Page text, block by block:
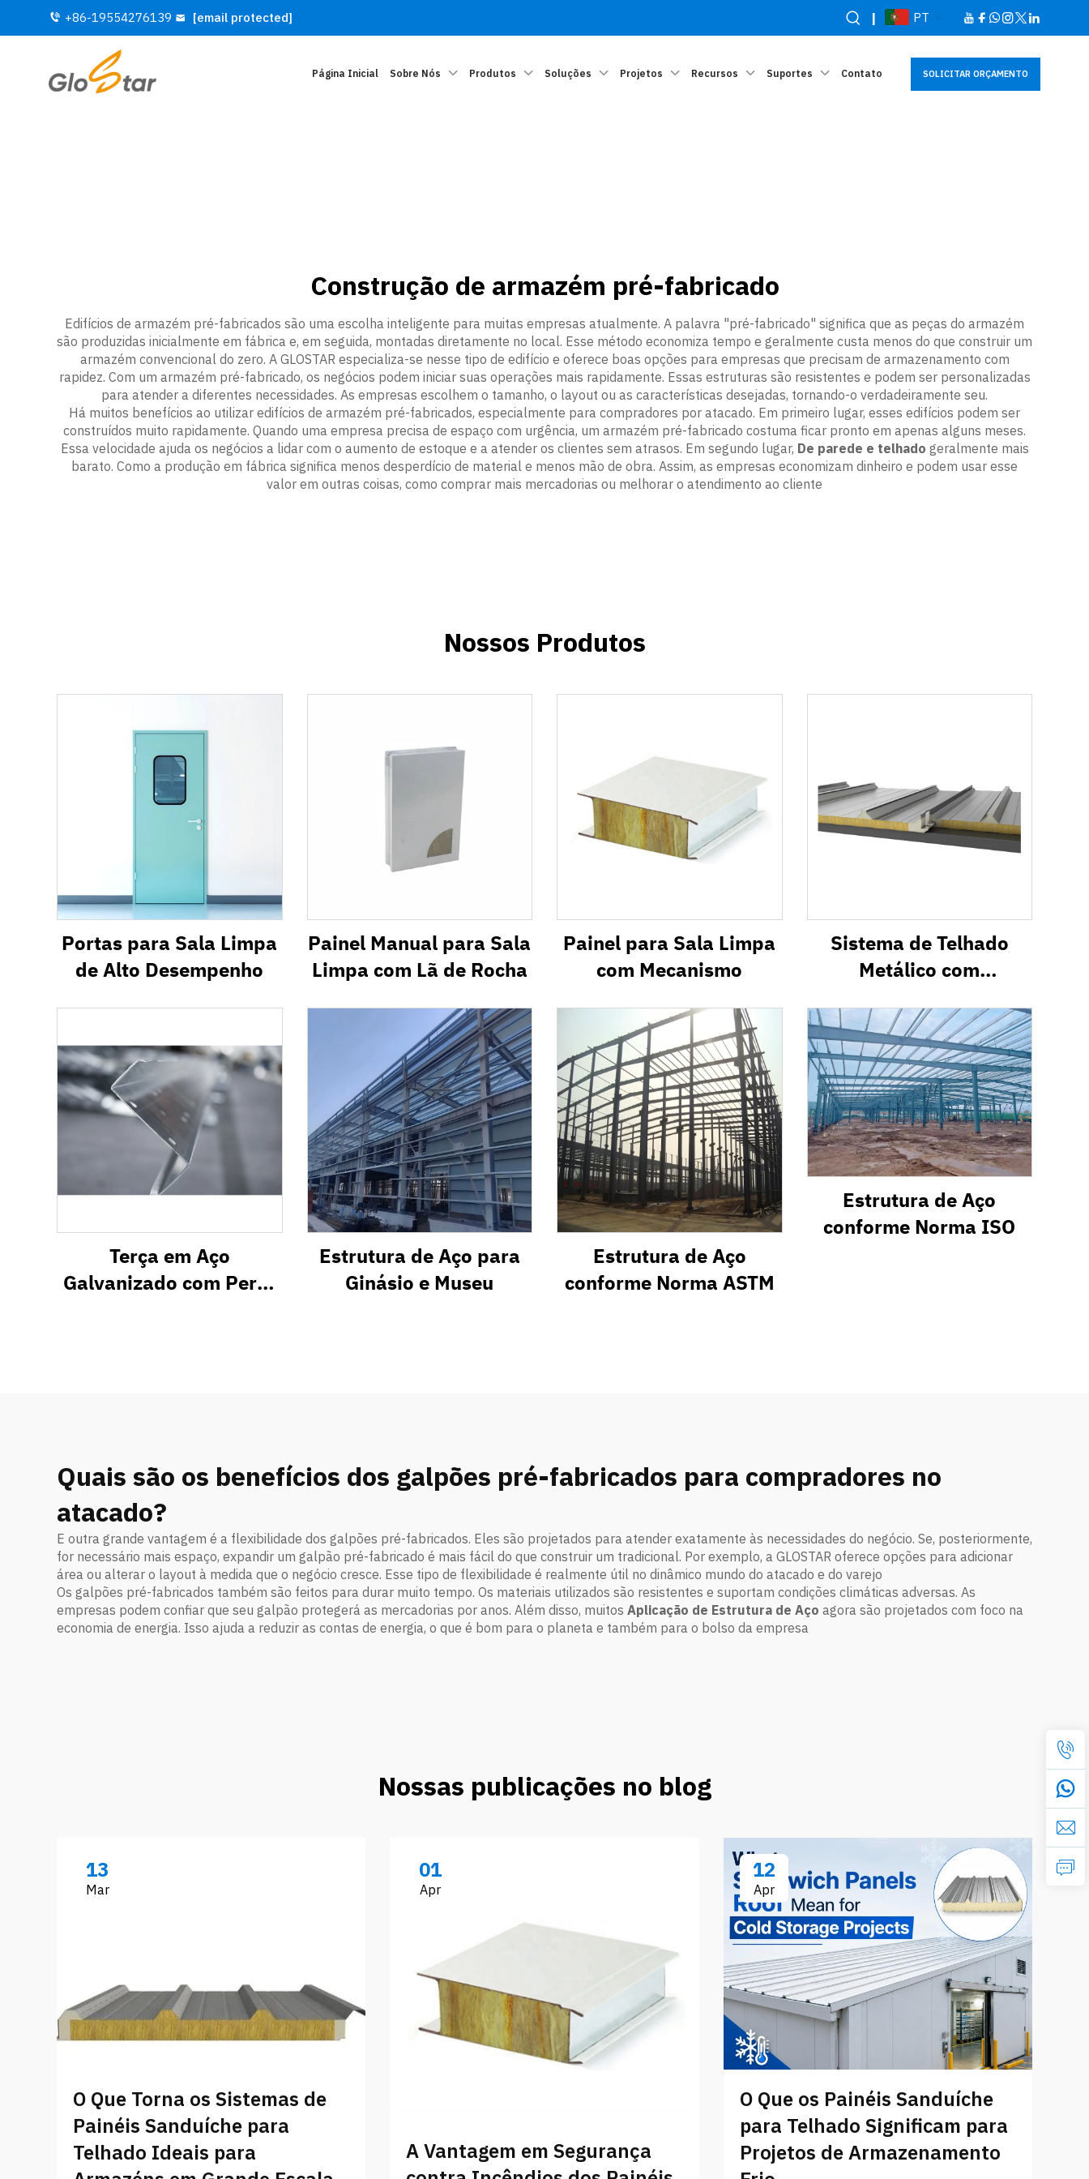
+86-19554276139 [email protected] | PT
Página Inicial Sobre Nós Produtos Soluções Projetos Recursos Suportes Contato SOLICITAR ORÇAMENTO
Construção de armazém pré-fabricado
Edifícios de armazém pré-fabricados são uma escolha inteligente para muitas empresas atualmente. A palavra "pré-fabricado" significa que as peças do armazém
são produzidas inicialmente em fábrica e, em seguida, montadas diretamente no local. Esse método economiza tempo e geralmente custa menos do que construir um
armazém convencional do zero. A GLOSTAR especializa-se nesse tipo de edifício e oferece boas opções para empresas que precisam de armazenamento com
rapidez. Com um armazém pré-fabricado, os negócios podem iniciar suas operações mais rapidamente. Essas estruturas são resistentes e podem ser personalizadas
para atender a diferentes necessidades. As empresas escolhem o tamanho, o layout ou as características desejadas, tornando-o verdadeiramente seu.
Há muitos benefícios ao utilizar edifícios de armazém pré-fabricados, especialmente para compradores por atacado. Em primeiro lugar, esses edifícios podem ser
construídos muito rapidamente. Quando uma empresa precisa de espaço com urgência, um armazém pré-fabricado costuma ficar pronto em apenas alguns meses.
Essa velocidade ajuda os negócios a lidar com o aumento de estoque e a atender os clientes sem atrasos. Em segundo lugar, De parede e telhado geralmente mais
barato. Como a produção em fábrica significa menos desperdício de material e menos mão de obra. Assim, as empresas economizam dinheiro e podem usar esse
valor em outras coisas, como comprar mais mercadorias ou melhorar o atendimento ao cliente
Nossos Produtos
Portas para Sala Limpa
de Alto Desempenho
Painel Manual para Sala
Limpa com Lã de Rocha
Painel para Sala Limpa
com Mecanismo
Sistema de Telhado
Metálico com
PVR1000
Terça em Aço
Galvanizado com Perfil
Estrutura de Aço para
Ginásio e Museu
Estrutura de Aço
conforme Norma ASTM
Estrutura de Aço
conforme Norma ISO
Quais são os benefícios dos galpões pré-fabricados para compradores no
atacado?
E outra grande vantagem é a flexibilidade dos galpões pré-fabricados. Eles são projetados para atender exatamente às necessidades do negócio. Se, posteriormente,
for necessário mais espaço, expandir um galpão pré-fabricado é mais fácil do que construir um tradicional. Por exemplo, a GLOSTAR oferece opções para adicionar
área ou alterar o layout à medida que o negócio cresce. Esse tipo de flexibilidade é realmente útil no dinâmico mundo do atacado e do varejo
Os galpões pré-fabricados também são feitos para durar muito tempo. Os materiais utilizados são resistentes e suportam condições climáticas adversas. As
empresas podem confiar que seu galpão protegerá as mercadorias por anos. Além disso, muitos Aplicação de Estrutura de Aço agora são projetados com foco na
economia de energia. Isso ajuda a reduzir as contas de energia, o que é bom para o planeta e também para o bolso da empresa
Nossas publicações no blog
13
Mar
O Que Torna os Sistemas de
Painéis Sanduíche para
Telhado Ideais para
01
Apr
A Vantagem em Segurança
12
Apr
O Que os Painéis Sanduíche
para Telhado Significam para
Projetos de Armazenamento